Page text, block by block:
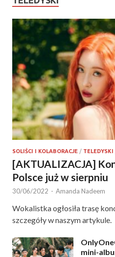
SOLIŚCI I KOLABORACJE / TELEDYSKI
[AKTUALIZACJA]
Polsce już w sierpniu
30/06/2022 - Amanda Nadeem
Wokalistka ogłosiła trasę
szczegóły w naszym artykule.
mini-